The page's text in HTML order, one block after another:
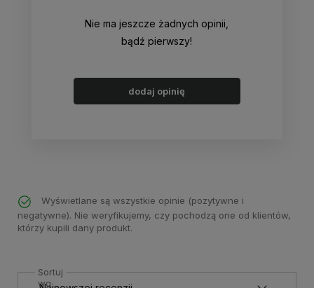
Nie ma jeszcze żadnych opinii,
bądź pierwszy!
dodaj opinię
Wyświetlane są wszystkie opinie (pozytywne i
negatywne). Nie weryfikujemy, czy pochodzą one od klientów,
którzy kupili dany produkt.
Sortuj
wg